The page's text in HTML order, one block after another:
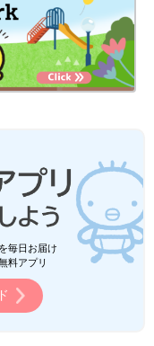
毎日お届け
料アプリ